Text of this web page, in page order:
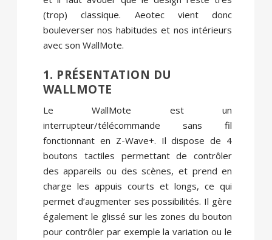
(trop) classique. Aeotec vient donc
bouleverser nos habitudes et nos intérieurs
avec son WallMote.
1. PRÉSENTATION DU
WALLMOTE
Le WallMote est un
interrupteur/télécommande sans fil
fonctionnant en Z-Wave+. Il dispose de 4
boutons tactiles permettant de contrôler
des appareils ou des scènes, et prend en
charge les appuis courts et longs, ce qui
permet d’augmenter ses possibilités. Il gère
également le glissé sur les zones du bouton
pour contrôler par exemple la variation ou le